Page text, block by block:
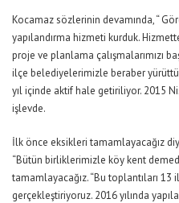
Kocamaz sözlerinin devamında, “
yapılandırma hizmeti kurduk.
proje ve planlama çalışmalarımızı
ilçe belediyelerimizle beraber
yıl içinde aktif hale getiriliyor. 2015
işlevde.
İlk önce eksikleri tamamlayacağız
“Bütün birliklerimizle köy kent
tamamlayacağız. “Bu toplantıları 13
gerçekleştiriyoruz. 2016 yılında